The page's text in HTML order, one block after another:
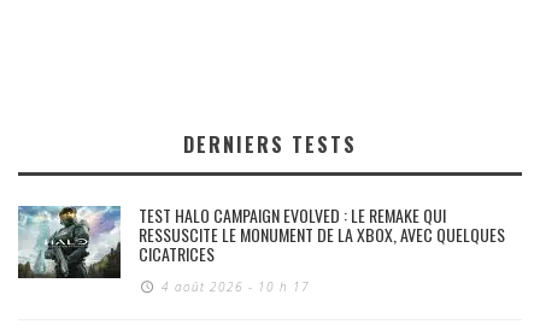
DERNIERS TESTS
TEST HALO CAMPAIGN EVOLVED : LE REMAKE QUI
RESSUSCITE LE MONUMENT DE LA XBOX, AVEC QUELQUES
CICATRICES
4 août 2026 - 10 h 17